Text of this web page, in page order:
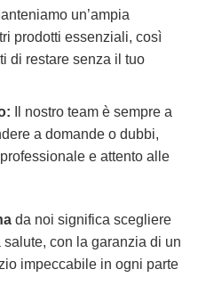
un’ampia
prodotti essenziali, così
di restare senza il tuo
Il nostro team è sempre a
a domande o dubbi,
e attento alle
da noi significa scegliere
con la garanzia di un
impeccabile in ogni parte